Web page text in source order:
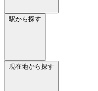
駅から探す
現在地から探す